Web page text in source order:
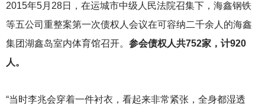
2015年5月28日，在运城市中级人民法院召集下，海鑫钢铁
等五公司重整案第一次债权人会议在可容纳二千余人的海鑫
集团湖鑫岛室内体育馆召开。 参会债权人共752家，计920
人。
“当时李兆会穿着一件衬衣，看起来非常紧张，全身都湿透